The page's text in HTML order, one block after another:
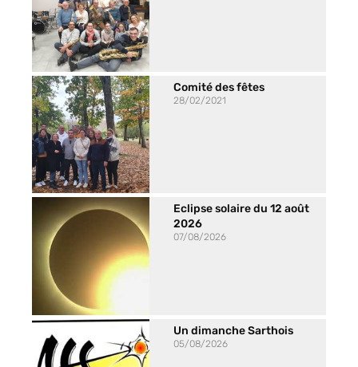
Comité des fêtes
28/02/2021
Eclipse solaire du 12 août
2026
07/08/2026
Un dimanche Sarthois
05/08/2026